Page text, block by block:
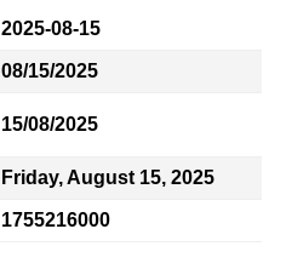
2025-08-15
08/15/2025
15/08/2025
Friday, August 15, 2025
1755216000